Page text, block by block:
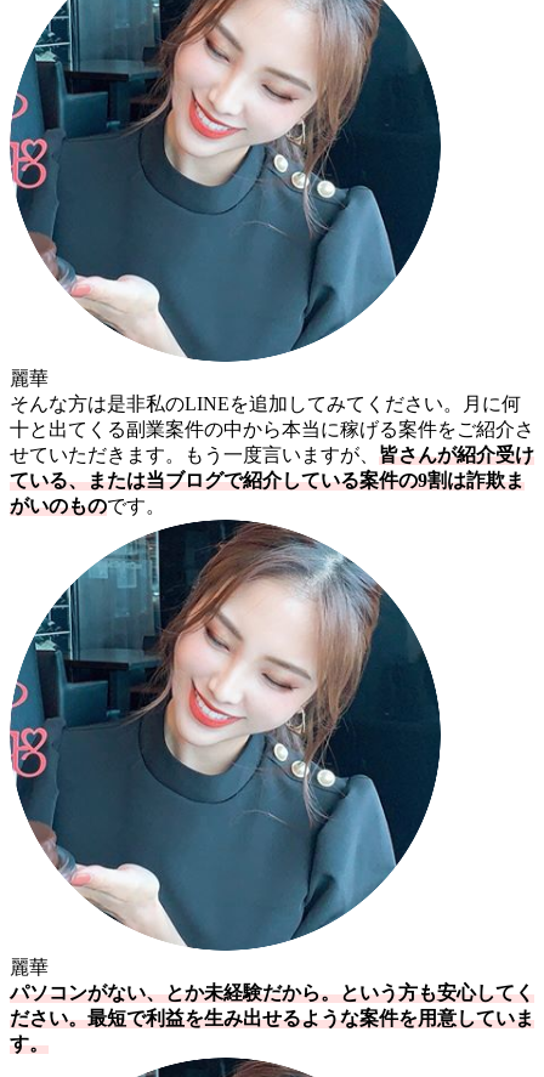
麗華
そんな方は是非私のLINEを追加してみてください。月に何
十と出てくる副業案件の中から本当に稼げる案件をご紹介さ
せていただきます。もう一度言いますが、 皆さんが紹介受け
ている、または当ブログで紹介している案件の9割は詐欺ま
がいのものです。
麗華
パソコンがない、とか未経験だから。という方も安心してく
ださい。最短で利益を生み出せるような案件を用意していま
す。